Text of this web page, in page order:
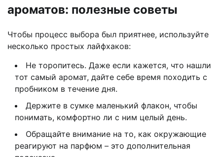
ароматов: полезные советы
Чтобы процесс выбора был приятнее, используйте
несколько простых лайфхаков:
Не торопитесь. Даже если кажется, что нашли
тот самый аромат, дайте себе время походить с
пробником в течение дня.
Держите в сумке маленький флакон, чтобы
понимать, комфортно ли с ним целый день.
Обращайте внимание на то, как окружающие
реагируют на парфюм – это дополнительная